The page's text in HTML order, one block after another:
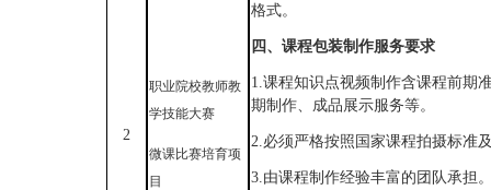
2
职业院校教师教
学技能大赛
微课比赛培育项
目
格式。
四、课程包装制作服务要求
1.课程知识点视频制作含课程前期
期制作、成品展示服务等。
2.必须严格按照国家课程拍摄标准
3.由课程制作经验丰富的团队承担